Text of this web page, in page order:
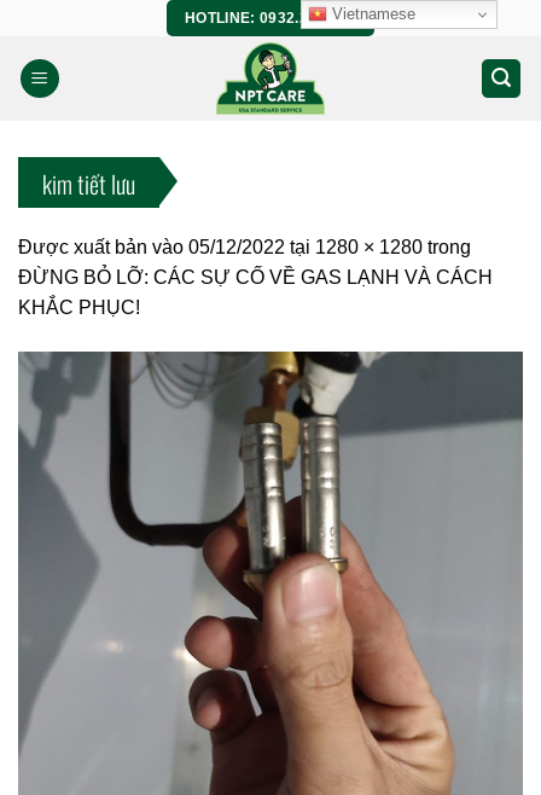
nội
dung
HOTLINE: 0932.266.458
kim tiết lưu
Được xuất bản vào 05/12/2022 tại 1280 × 1280 trong
ĐỪNG BỎ LỠ: CÁC SỰ CỐ VỀ GAS LẠNH VÀ CÁCH
KHẮC PHỤC!
Vietnamese